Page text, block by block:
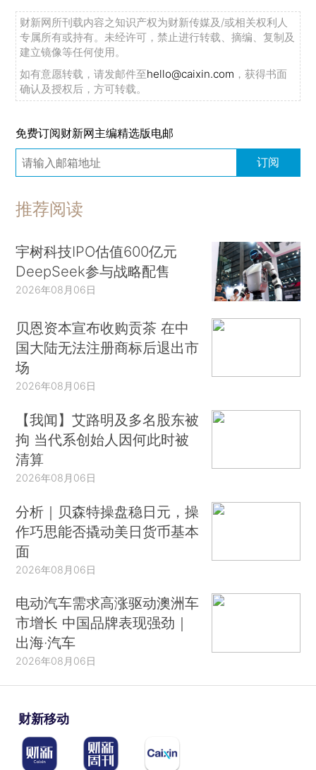
财新网所刊载内容之知识产权为财新传媒及/或相关权利人
专属所有或持有。未经许可，禁止进行转载、摘编、复制及
建立镜像等任何使用。
如有意愿转载，请发邮件至hello@caixin.com ，获得书面
确认及授权后，方可转载。
免费订阅财新网主编精选版电邮
订阅
推荐阅读
宇树科技IPO估值600亿元
DeepSeek参与战略配售
2026年08月06日
贝恩资本宣布收购贡茶 在中
国大陆无法注册商标后退出市
场
2026年08月06日
【我闻】艾路明及多名股东被
拘 当代系创始人因何此时被
清算
2026年08月06日
分析｜贝森特操盘稳日元，操
作巧思能否撬动美日货币基本
面
2026年08月06日
电动汽车需求高涨驱动澳洲车
市增长 中国品牌表现强劲｜
出海·汽车
2026年08月06日
财新移动